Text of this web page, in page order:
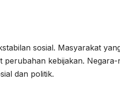
sosial. Masyarakat
kebijakan.
dan politik.